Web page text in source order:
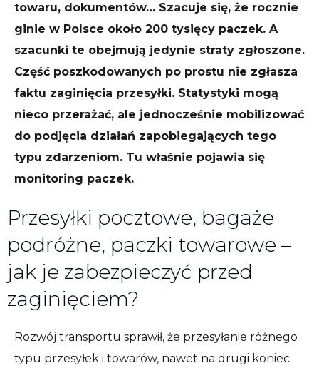
towaru, dokumentów… Szacuje się, że rocznie
ginie w Polsce około 200 tysięcy paczek. A
szacunki te obejmują jedynie straty zgłoszone.
Część poszkodowanych po prostu nie zgłasza
faktu zaginięcia przesyłki. Statystyki mogą
nieco przerażać, ale jednocześnie mobilizować
do podjęcia działań zapobiegających tego
typu zdarzeniom. Tu właśnie pojawia się
monitoring paczek.
Przesyłki pocztowe, bagaże
podróżne, paczki towarowe –
jak je zabezpieczyć przed
zaginięciem?
Rozwój transportu sprawił, że przesyłanie różnego
typu przesyłek i towarów, nawet na drugi koniec